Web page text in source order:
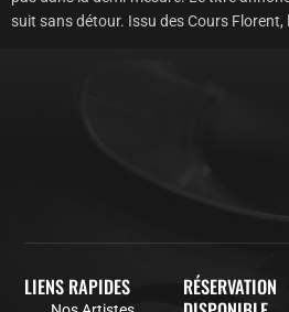
suit sans détour. Issu des Cours Florent,
LIENS RAPIDES
RÉSERVATION